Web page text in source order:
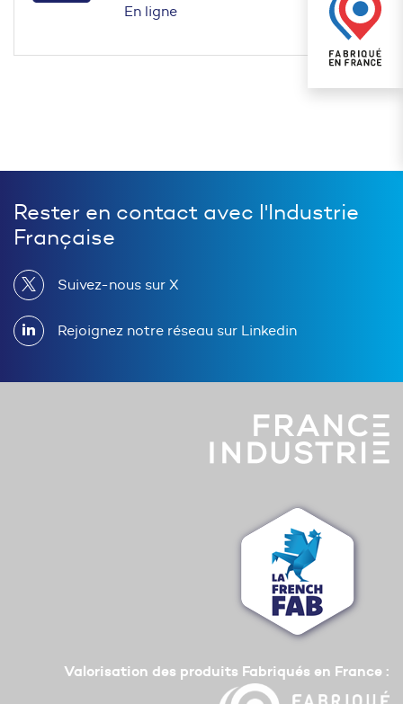
En ligne
Rester en contact avec l'Industrie
Française
Suivez-nous sur X
Rejoignez notre réseau sur Linkedin
Valorisation des produits Fabriqués en France :